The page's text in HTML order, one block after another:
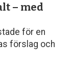
– med
för en
förslag och